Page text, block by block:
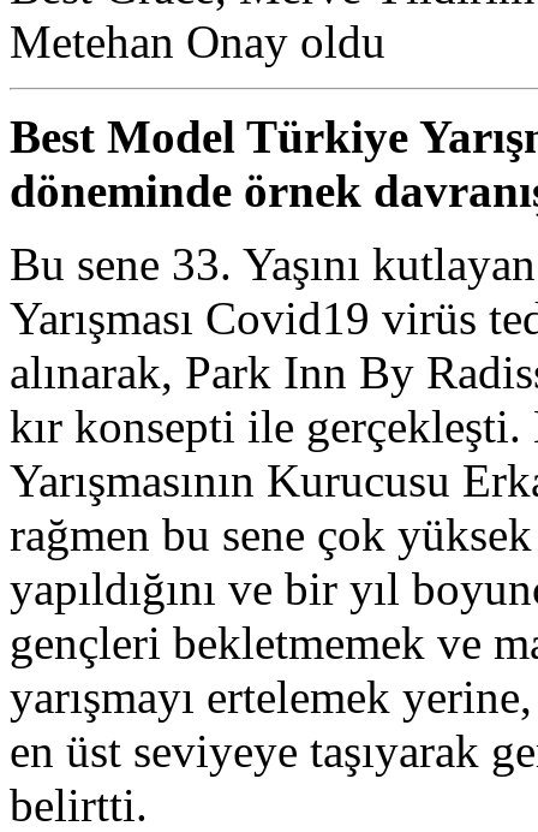
Metehan Onay oldu
Best Model Türkiye
döneminde örnek
Bu sene 33. Yaşını
Yarışması Covid19 virüs
alınarak, Park Inn By
kır konsepti ile
Yarışmasının Kurucusu
rağmen bu sene çok
yapıldığını ve bir yıl
gençleri bekletmemek ve
yarışmayı ertelemek
en üst seviyeye taşıyarak
belirtti.